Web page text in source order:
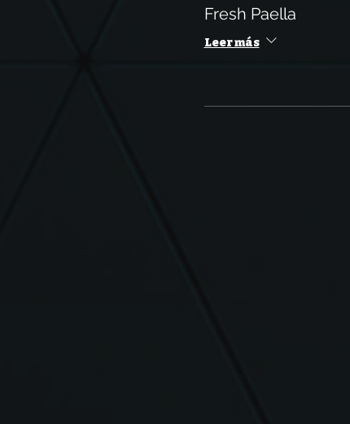
Fresh Paella
Leer más